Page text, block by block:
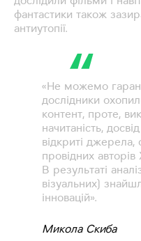
фантастики також
антиутопії.
«Не можемо
дослідники
контент, проте,
начитаність,
відкриті
провідних авторів
В результаті
візуальних)
інновацій».
Микола Скиба